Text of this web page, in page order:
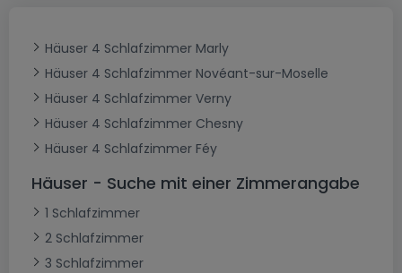
Häuser 4 Schlafzimmer Marly
Häuser 4 Schlafzimmer Novéant-sur-Moselle
Häuser 4 Schlafzimmer Verny
Häuser 4 Schlafzimmer Chesny
Häuser 4 Schlafzimmer Féy
Häuser - Suche mit einer Zimmerangabe
1 Schlafzimmer
2 Schlafzimmer
3 Schlafzimmer